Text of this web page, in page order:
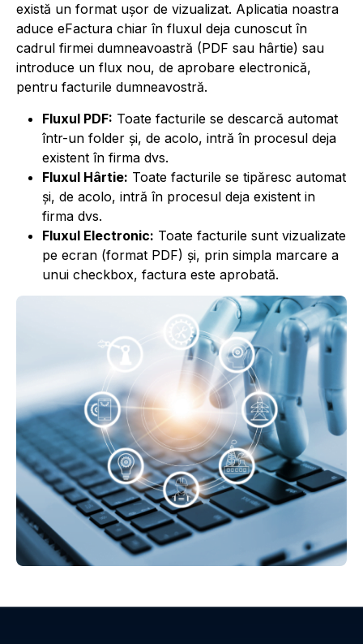
există un format ușor de vizualizat. Aplicatia noastra
aduce eFactura chiar în fluxul deja cunoscut în
cadrul firmei dumneavoastră (PDF sau hârtie) sau
introduce un flux nou, de aprobare electronică,
pentru facturile dumneavostră.
Fluxul PDF: Toate facturile se descarcă automat
într-un folder și, de acolo, intră în procesul deja
existent în firma dvs.
Fluxul Hârtie: Toate facturile se tipăresc automat
și, de acolo, intră în procesul deja existent in
firma dvs.
Fluxul Electronic: Toate facturile sunt vizualizate
pe ecran (format PDF) și, prin simpla marcare a
unui checkbox, factura este aprobată.